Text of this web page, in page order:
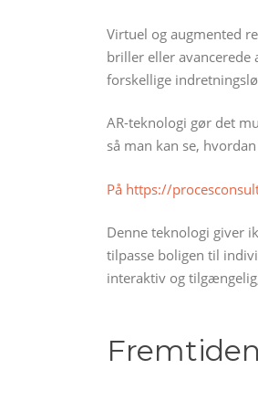
Virtuel og augmented
briller eller
forskellige
AR-teknologi gør det
så man kan se,
På https://
Denne teknologi giver
tilpasse boligen til
interaktiv og